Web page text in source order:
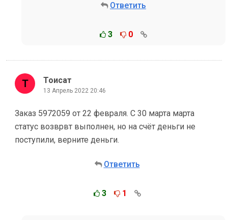
Ответить
3 0
Тоисат
13 Апрель 2022 20:46
Заказ 5972059 от 22 февраля. С 30 марта марта
статус возврвт выполнен, но на счёт деньги не
поступили, верните деньги.
Ответить
3 1